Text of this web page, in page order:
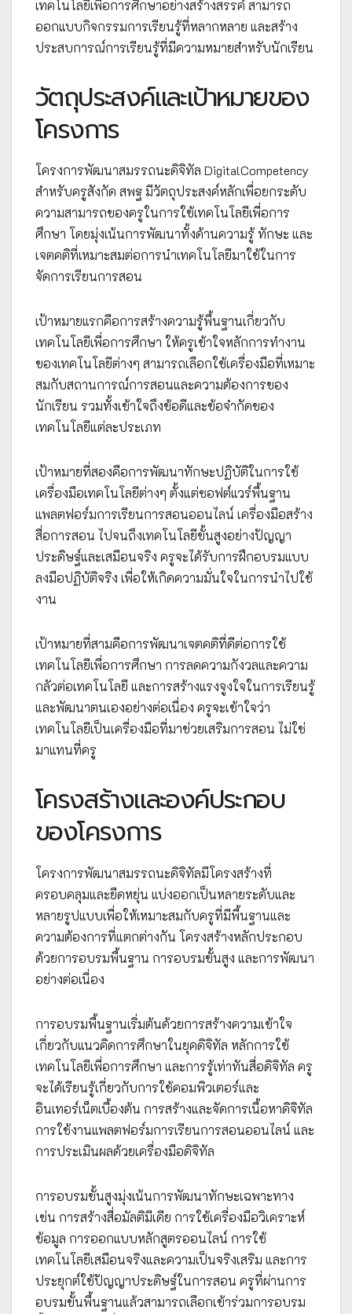
เทคโนโลยีเพื่อการศึกษาอย่างสร้างสรรค์ สามารถ
ออกแบบกิจกรรมการเรียนรู้ที่หลากหลาย และสร้าง
ประสบการณ์การเรียนรู้ที่มีความหมายสำหรับนักเรียน
วัตถุประสงค์และเป้าหมายของ
โครงการ
โครงการพัฒนาสมรรถนะดิจิทัล DigitalCompetency
สำหรับครูสังกัด สพฐ มีวัตถุประสงค์หลักเพื่อยกระดับ
ความสามารถของครูในการใช้เทคโนโลยีเพื่อการ
ศึกษา โดยมุ่งเน้นการพัฒนาทั้งด้านความรู้ ทักษะ และ
เจตคติที่เหมาะสมต่อการนำเทคโนโลยีมาใช้ในการ
จัดการเรียนการสอน
เป้าหมายแรกคือการสร้างความรู้พื้นฐานเกี่ยวกับ
เทคโนโลยีเพื่อการศึกษา ให้ครูเข้าใจหลักการทำงาน
ของเทคโนโลยีต่างๆ สามารถเลือกใช้เครื่องมือที่เหมาะ
สมกับสถานการณ์การสอนและความต้องการของ
นักเรียน รวมทั้งเข้าใจถึงข้อดีและข้อจำกัดของ
เทคโนโลยีแต่ละประเภท
เป้าหมายที่สองคือการพัฒนาทักษะปฏิบัติในการใช้
เครื่องมือเทคโนโลยีต่างๆ ตั้งแต่ซอฟต์แวร์พื้นฐาน
แพลตฟอร์มการเรียนการสอนออนไลน์ เครื่องมือสร้าง
สื่อการสอน ไปจนถึงเทคโนโลยีขั้นสูงอย่างปัญญา
ประดิษฐ์และเสมือนจริง ครูจะได้รับการฝึกอบรมแบบ
ลงมือปฏิบัติจริง เพื่อให้เกิดความมั่นใจในการนำไปใช้
งาน
เป้าหมายที่สามคือการพัฒนาเจตคติที่ดีต่อการใช้
เทคโนโลยีเพื่อการศึกษา การลดความกังวลและความ
กลัวต่อเทคโนโลยี และการสร้างแรงจูงใจในการเรียนรู้
และพัฒนาตนเองอย่างต่อเนื่อง ครูจะเข้าใจว่า
เทคโนโลยีเป็นเครื่องมือที่มาช่วยเสริมการสอน ไม่ใช่
มาแทนที่ครู
โครงสร้างและองค์ประกอบ
ของโครงการ
โครงการพัฒนาสมรรถนะดิจิทัลมีโครงสร้างที่
ครอบคลุมและยืดหยุ่น แบ่งออกเป็นหลายระดับและ
หลายรูปแบบเพื่อให้เหมาะสมกับครูที่มีพื้นฐานและ
ความต้องการที่แตกต่างกัน โครงสร้างหลักประกอบ
ด้วยการอบรมพื้นฐาน การอบรมขั้นสูง และการพัฒนา
อย่างต่อเนื่อง
การอบรมพื้นฐานเริ่มต้นด้วยการสร้างความเข้าใจ
เกี่ยวกับแนวคิดการศึกษาในยุคดิจิทัล หลักการใช้
เทคโนโลยีเพื่อการศึกษา และการรู้เท่าทันสื่อดิจิทัล ครู
จะได้เรียนรู้เกี่ยวกับการใช้คอมพิวเตอร์และ
อินเทอร์เน็ตเบื้องต้น การสร้างและจัดการเนื้อหาดิจิทัล
การใช้งานแพลตฟอร์มการเรียนการสอนออนไลน์ และ
การประเมินผลด้วยเครื่องมือดิจิทัล
การอบรมขั้นสูงมุ่งเน้นการพัฒนาทักษะเฉพาะทาง
เช่น การสร้างสื่อมัลติมีเดีย การใช้เครื่องมือวิเคราะห์
ข้อมูล การออกแบบหลักสูตรออนไลน์ การใช้
เทคโนโลยีเสมือนจริงและความเป็นจริงเสริม และการ
ประยุกต์ใช้ปัญญาประดิษฐ์ในการสอน ครูที่ผ่านการ
อบรมขั้นพื้นฐานแล้วสามารถเลือกเข้าร่วมการอบรม